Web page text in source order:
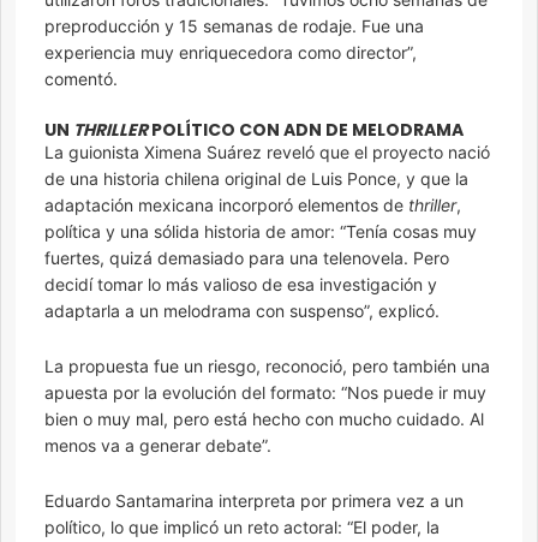
preproducción y 15 semanas de rodaje. Fue una
experiencia muy enriquecedora como director”,
comentó.
UN THRILLERPOLÍTICO CON ADN DE MELODRAMA
La guionista Ximena Suárez reveló que el proyecto nació
de una historia chilena original de Luis Ponce, y que la
adaptación mexicana incorporó elementos de thriller,
política y una sólida historia de amor: “Tenía cosas muy
fuertes, quizá demasiado para una telenovela. Pero
decidí tomar lo más valioso de esa investigación y
adaptarla a un melodrama con suspenso”, explicó.
La propuesta fue un riesgo, reconoció, pero también una
apuesta por la evolución del formato: “Nos puede ir muy
bien o muy mal, pero está hecho con mucho cuidado. Al
menos va a generar debate”.
Eduardo Santamarina interpreta por primera vez a un
político, lo que implicó un reto actoral: “El poder, la